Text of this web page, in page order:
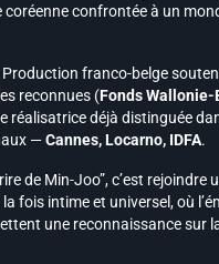
coréenne confrontée à un
Production franco-belge
reconnues (Fonds Wallonie-
réalisatrice déjà distinguée
—Cannes, Locarno, IDFA.
de Min-Joo”, c’est rejoindre
fois intime et universel, où
une reconnaissance sur